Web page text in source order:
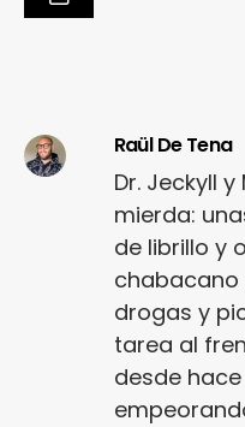
Raül De Tena
Dr. Jeckyll
mierda:
de librillo y
drogas y
tarea al
desde